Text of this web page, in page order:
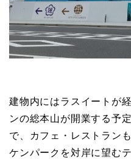
建物内にはラスイートが
ンの総本山が開業する予
で、カフェ・レストラン
ケンパークを対岸に望む